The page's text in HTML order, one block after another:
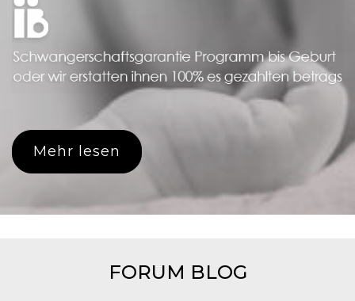
Mehr lesen
FORUM BLOG